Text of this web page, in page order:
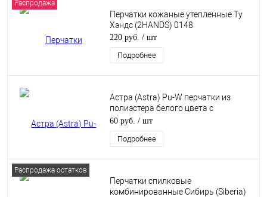
Распродажа
Перчатки кожаные утепленные Ту
Хэндс (2HANDS) 0148
220 руб. / шт
Подробнее
Астра (Astra) Pu-W перчатки из
полиэстера белого цвета с
полиуретановым покрытием
60 руб. / шт
Подробнее
Распродажа остатков
Перчатки спилковые
комбинированные Сибирь (Siberia)